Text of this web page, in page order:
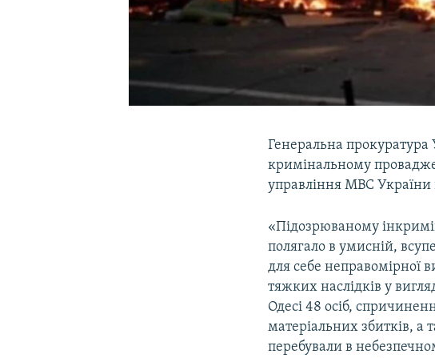
Генеральна прокуратура
кримінальному
управління МВС України
«Підозрюваному
полягало в умисній,
для себе неправомірної
тяжких наслідків у
Одесі 48 осіб,
матеріальних збитків, а
перебували в